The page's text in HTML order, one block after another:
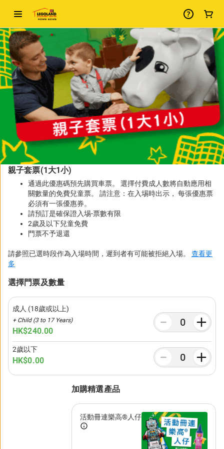
-
包
裝
詳
細
資
訊
親子套票(1大1小)
通過此優惠碼預先購買車票。 選擇付費成人數將自動應用相
關數量的免費兒童票。 請注意：在入埸時出示， 每張優惠票
必須有一張優惠券。
請預訂是確保證入埸-票數有限
2歲及以下兒童免費
門票不予退還
請參照已選時段作為入場時間，遲到者有可能被拒絕入場。
查看更
多
選擇門票及數量
成人 (18歲或以上)
+ Child (3 to 17 Years)
HK$240.00
2歲以下
HK$0.00
加購精選產品
活動冊連樂高®人仔